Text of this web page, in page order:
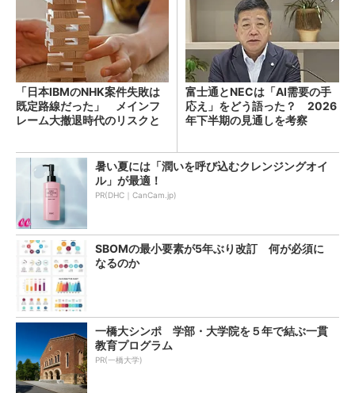
「日本IBMのNHK案件失敗は
既定路線だった」 メインフ
レーム大撤退時代のリスクと
富士通とNECは「AI需要の手
応え」をどう語った？ 2026
年下半期の見通しを考察
暑い夏には「潤いを呼び込むクレンジングオイ
ル」が最適！
PR(DHC｜CanCam.jp)
SBOMの最小要素が5年ぶり改訂 何が必須に
なるのか
一橋大シンポ 学部・大学院を５年で結ぶ一貫
教育プログラム
PR(一橋大学)